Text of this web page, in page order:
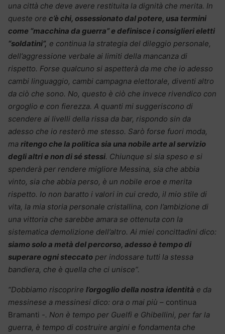
una città che deve avere restituita la dignità che merita. In
queste ore c’è chi, ossessionato dal potere, usa termini
come “macchina da guerra” e definisce i consiglieri eletti
“soldatini”, e continua la strategia del dileggio personale,
dell’aggressione verbale ai limiti della mancanza di
rispetto. Forse qualcuno si aspetterà da me che io adesso
cambi linguaggio, cambi campagna elettorale, diventi altro
da ciò che sono. No, questo è ciò che invece rivendico con
orgoglio e con fierezza. A quanti mi suggeriscono di
scendere ai livelli della rissa da bar, rispondo sin da
adesso che io resterò me stesso. Sarò forse fuori moda,
ma ritengo che la politica sia una nobile arte al servizio
degli altri e non di sé stessi. Chiunque si sia speso e si
spenderà per rendere migliore Messina, sia che abbia
vinto, sia che abbia perso, è un nobile eroe e merita
rispetto. Io non baratto i valori in cui credo, il mio stile di
vita, la mia storia personale cristallina, con l’ambizione di
una vittoria che sarebbe amara se ottenuta con la
sistematica demolizione dell’altro. Ai miei concittadini dico:
siamo solo a metà del percorso, adesso è tempo di
superare ogni steccato per indossare tutti la stessa
bandiera, che è quella che ci unisce”.
“Dobbiamo riscoprire l’orgoglio della nostra identità e da
messinese a messinesi dico: ora o mai più – continua
Bramanti -. Non è tempo per Guelfi e Ghibellini, per far la
guerra, è tempo di costruire argini e fondamenta che